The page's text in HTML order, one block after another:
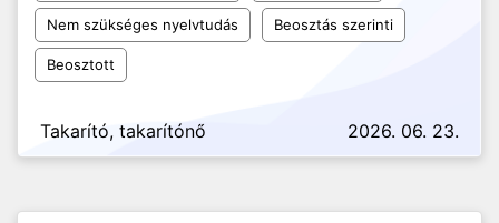
Nem szükséges nyelvtudás Beosztás szerinti
Beosztott
Takarító, takarítónő 2026. 06. 23.